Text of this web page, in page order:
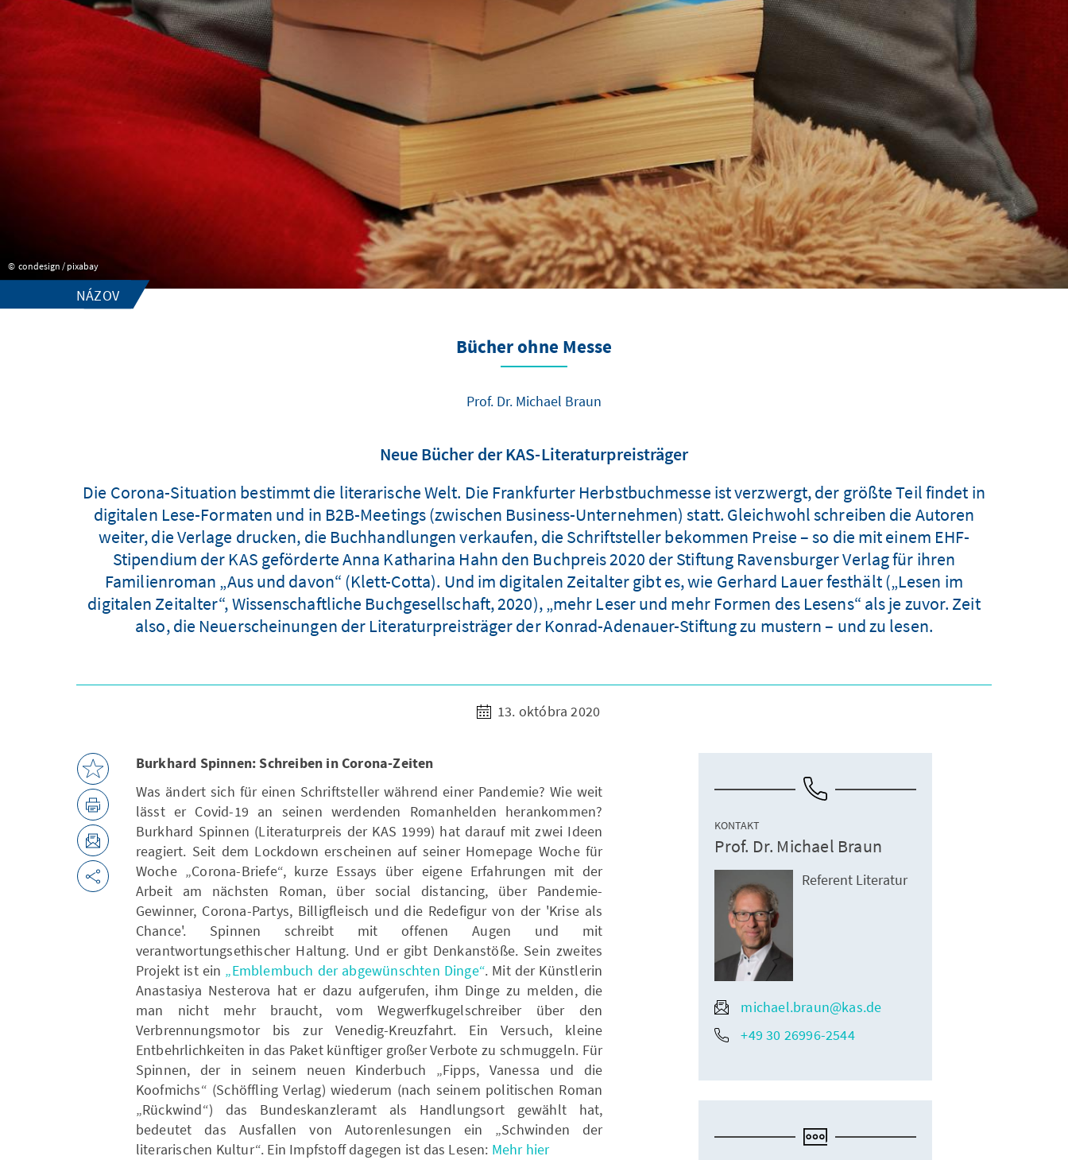
condesign / pixabay
NÁZOV
Bücher ohne Messe
Prof. Dr. Michael Braun
Neue Bücher der KAS-Literaturpreisträger
Die Corona-Situation bestimmt die literarische Welt. Die Frankfurter Herbstbuchmesse ist verzwergt, der größte Teil findet in
digitalen Lese-Formaten und in B2B-Meetings (zwischen Business-Unternehmen) statt. Gleichwohl schreiben die Autoren
weiter, die Verlage drucken, die Buchhandlungen verkaufen, die Schriftsteller bekommen Preise – so die mit einem EHF-
Stipendium der KAS geförderte Anna Katharina Hahn den Buchpreis 2020 der Stiftung Ravensburger Verlag für ihren
Familienroman „Aus und davon“ (Klett-Cotta). Und im digitalen Zeitalter gibt es, wie Gerhard Lauer festhält („Lesen im
digitalen Zeitalter“, Wissenschaftliche Buchgesellschaft, 2020), „mehr Leser und mehr Formen des Lesens“ als je zuvor. Zeit
also, die Neuerscheinungen der Literaturpreisträger der Konrad-Adenauer-Stiftung zu mustern – und zu lesen.
13. októbra 2020
Burkhard Spinnen: Schreiben in Corona-Zeiten
Was ändert sich für einen Schriftsteller während einer Pandemie? Wie weit
lässt er Covid-19 an seinen werdenden Romanhelden herankommen?
Burkhard Spinnen (Literaturpreis der KAS 1999) hat darauf mit zwei Ideen
reagiert. Seit dem Lockdown erscheinen auf seiner Homepage Woche für
Woche „Corona-Briefe“, kurze Essays über eigene Erfahrungen mit der
Arbeit am nächsten Roman, über social distancing, über Pandemie-
Gewinner, Corona-Partys, Billigfleisch und die Redefigur von der 'Krise als
Chance'. Spinnen schreibt mit offenen Augen und mit
verantwortungsethischer Haltung. Und er gibt Denkanstöße. Sein zweites
Projekt ist ein „Emblembuch der abgewünschten Dinge“. Mit der Künstlerin
Anastasiya Nesterova hat er dazu aufgerufen, ihm Dinge zu melden, die
man nicht mehr braucht, vom Wegwerfkugelschreiber über den
Verbrennungsmotor bis zur Venedig-Kreuzfahrt. Ein Versuch, kleine
Entbehrlichkeiten in das Paket künftiger großer Verbote zu schmuggeln. Für
Spinnen, der in seinem neuen Kinderbuch „Fipps, Vanessa und die
Koofmichs“ (Schöffling Verlag) wiederum (nach seinem politischen Roman
„Rückwind“) das Bundeskanzleramt als Handlungsort gewählt hat,
bedeutet das Ausfallen von Autorenlesungen ein „Schwinden der
literarischen Kultur“. Ein Impfstoff dagegen ist das Lesen: Mehr hier
KONTAKT
Prof. Dr. Michael Braun
Referent Literatur
michael.braun@kas.de
+49 30 26996-2544